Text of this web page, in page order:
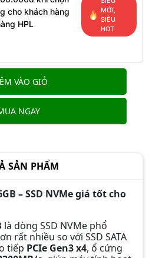
cho khách hàng
HPL
MỚI,
SIÊU
HOT
VÀO GIỎ
NGAY
SẢN PHẨM
– SSD NVMe giá tốt cho
là dòng SSD NVMe phổ
rất nhiều so với SSD SATA
tiếp PCIe Gen3 x4, ổ cứng
gắn trong SSD 512GB XStar